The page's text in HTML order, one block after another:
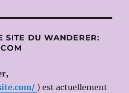
SITE DU WANDERER:
) est actuellement